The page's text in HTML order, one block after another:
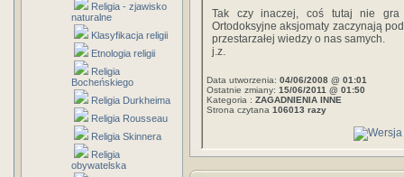
Religia - zjawisko
naturalne
Klasyfikacja religii
Etnologia religii
Religia
Bocheńskiego
Religia Durkheima
Religia Rousseau
Religia Skinnera
Religia
obywatelska
Tak czy inaczej, coś tutaj nie gra
Ortodoksyjne aksjomaty zaczynają
przestarzałej wiedzy o nas samych.
j.z.
Data utworzenia: 04/06/2008 @ 01:01
Ostatnie zmiany: 15/06/2011 @ 01:50
Kategoria : ZAGADNIENIA INNE
Strona czytana 106013 razy